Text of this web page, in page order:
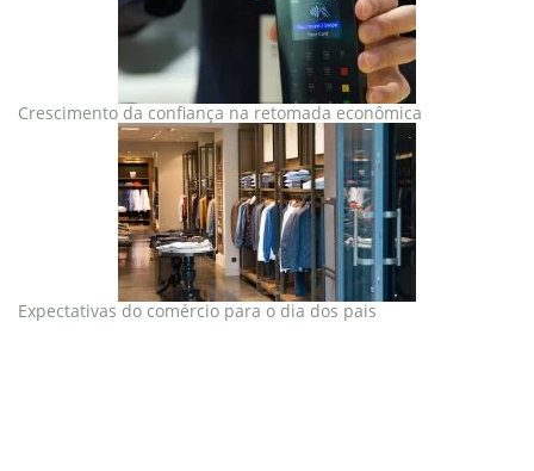
Crescimento da confiança na retomada econômica
Expectativas do comércio para o dia dos pais